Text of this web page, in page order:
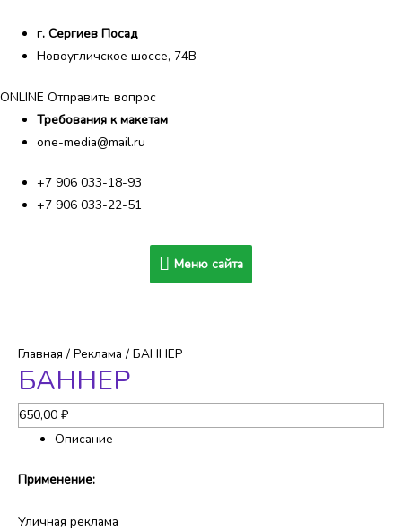
г. Сергиев Посад
Новоугличское шоссе, 74В
ONLINE Отправить вопрос
Требования к макетам
one-media@mail.ru
+7 906 033-18-93
+7 906 033-22-51
Меню
Меню сайта
Главная / Реклама / БАННЕР
БАННЕР
650,00 ₽
Описание
Применение:
Уличная реклама